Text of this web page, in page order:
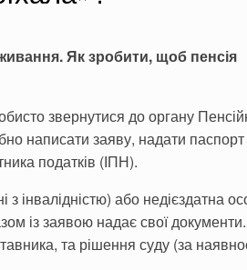
Як зробити, щоб пенсія
звернутися до органу
написа­ти заяву, надати паспорт
податків (ІПН).
інвалідністю) або неді­єздатна
із заявою надає свої
та рішення су­ду (за